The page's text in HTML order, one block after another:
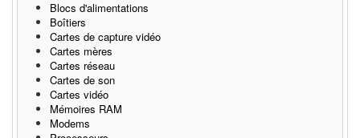
Blocs d'alimentations
Boîtiers
Cartes de capture vidéo
Cartes mères
Cartes réseau
Cartes de son
Cartes vidéo
Mémoires RAM
Modems